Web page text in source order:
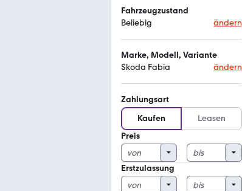
Fahrzeugzustand
Beliebig
ändern
Marke, Modell, Variante
Skoda Fabia
ändern
Zahlungsart
Kaufen
Leasen
Preis
Erstzulassung